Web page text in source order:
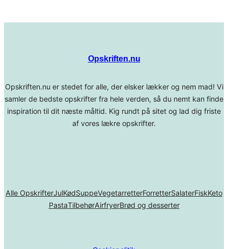
Opskriften.nu
Opskriften.nu er stedet for alle, der elsker lækker og nem mad! Vi
samler de bedste opskrifter fra hele verden, så du nemt kan finde
inspiration til dit næste måltid. Kig rundt på sitet og lad dig friste
af vores lækre opskrifter.
Alle OpskrifterJulKødSuppeVegetarretterForretterSalaterFiskKeto
PastaTilbehørAirfryerBrød og desserter